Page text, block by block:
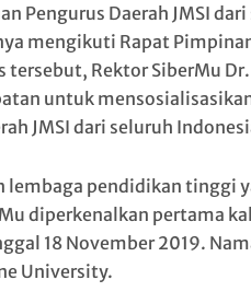
Pengurus Daerah JMSI
mengikuti Rapat
tersebut, Rektor SiberMu
untuk
JMSI dari seluruh
lembaga pendidikan tinggi
diperkenalkan pertama
18 November 2019.
University.